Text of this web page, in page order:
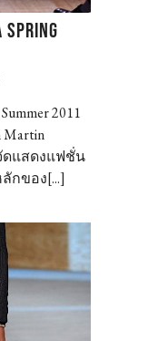
2011
Martin
จัดแสดงแฟชั่น
กของ[...]